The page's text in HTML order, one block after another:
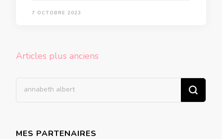
7 OCTOBRE 2023
Navigation
articles
Articles plus anciens
recherchiez
MES PARTENAIRES